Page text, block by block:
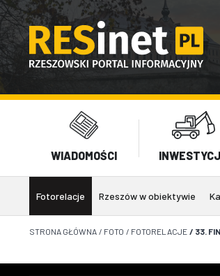
WIADOMOŚCI
Fotorelacje Rzeszów w obiektywie
STRONA GŁÓWNA / FOTO / FOTORELACJE / 33.